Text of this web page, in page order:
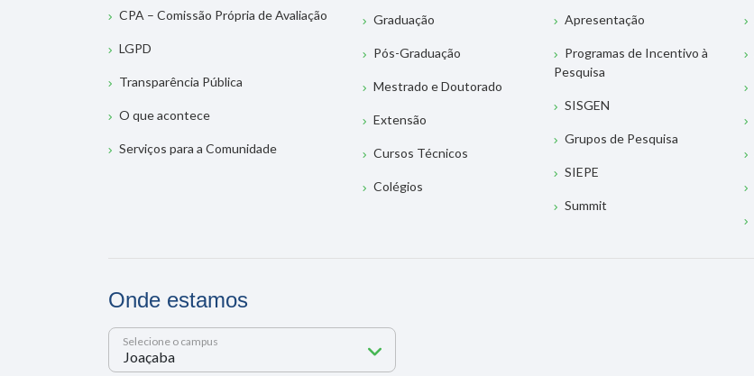
CPA – Comissão Própria de Avaliação
LGPD
Transparência Pública
O que acontece
Serviços para a Comunidade
Graduação
Pós-Graduação
Mestrado e Doutorado
Extensão
Cursos Técnicos
Colégios
Apresentação
Programas de Incentivo à
Pesquisa
SISGEN
Grupos de Pesquisa
SIEPE
Summit
Onde estamos
Selecione o campus